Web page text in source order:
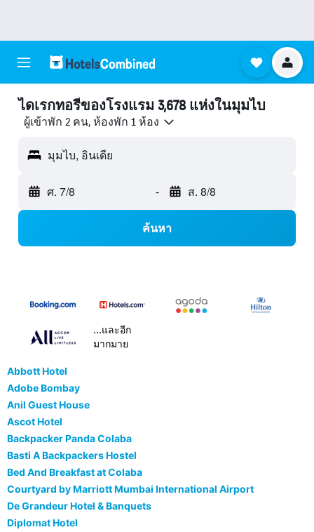
ไดเรกทอรีของโรงแรม 3,678 แห่งในมุมไบ
ผู้เข้าพัก 2 คน, ห้องพัก 1 ห้อง
มุมไบ, อินเดีย
ศ. 7/8 - ส. 8/8
ค้นหา
...และอีก
มากมาย
Abbott Hotel
Adobe Bombay
Anil Guest House
Ascot Hotel
Backpacker Panda Colaba
Basti A Backpackers Hostel
Bed And Breakfast at Colaba
Courtyard by Marriott Mumbai International Airport
De Grandeur Hotel & Banquets
Diplomat Hotel